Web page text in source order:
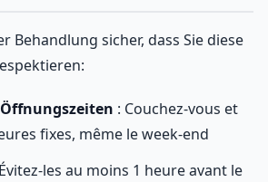
Behandlung sicher, dass Sie diese
: Couchez-vous et
fixes, même le week-end
les au moins 1 heure avant le